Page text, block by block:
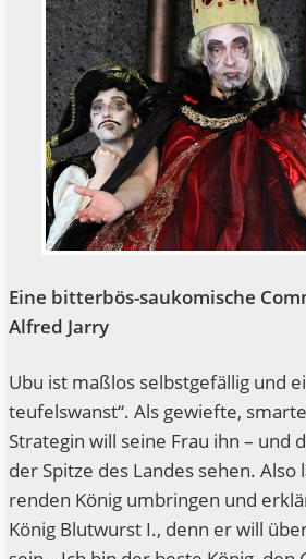
Eine bit­ter­bös-sau­ko­mi­sche
Alfred Jarry
Ubu ist maß­los selbst­ge­fäl­lig und
teu­fels­wanst“. Als gewief­te,
Stra­te­gin will sei­ne Frau ihn – und
der Spit­ze des Lan­des sehen.
ren­den König umbrin­gen und
König Blut­wurst I., denn er will